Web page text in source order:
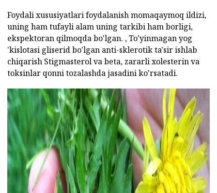
Foydali xususiyatlari foydalanish momaqaymoq ildizi,
uning ham tufayli alam uning tarkibi ham borligi,
ekspektoran qilmoqda bo'lgan. , To'yinmagan yog
'kislotasi gliserid bo'lgan anti-sklerotik ta'sir ishlab
chiqarish Stigmasterol va beta, zararli xolesterin va
toksinlar qonni tozalashda jasadini ko'rsatadi.